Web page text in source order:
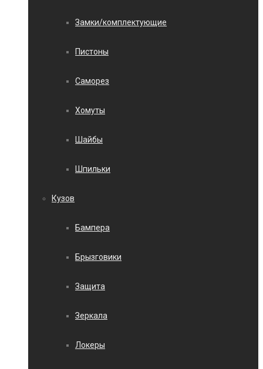
Замки/комплектующие
Пистоны
Саморез
Хомуты
Шайбы
Шпильки
Кузов
Бампера
Брызговики
Защита
Зеркала
Локеры